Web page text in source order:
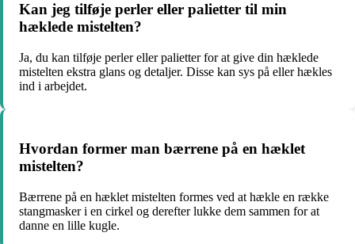
Kan jeg tilføje perler eller palietter til min
hæklede mistelten?
Ja, du kan tilføje perler eller palietter for at give din hæklede
mistelten ekstra glans og detaljer. Disse kan sys på eller hækles
ind i arbejdet.
Hvordan former man bærrene på en hæklet
mistelten?
Bærrene på en hæklet mistelten formes ved at hækle en række
stangmasker i en cirkel og derefter lukke dem sammen for at
danne en lille kugle.